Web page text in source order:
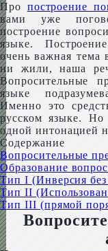
Про построение
вами уже
построение
языке.
очень важная тема
ни жили, наша
Вопросительные
языке
Именно это
русском языке.
одной интонацией
Содержание
Вопросительные
Образование
Тип I (Инверсия без
Тип II
Тип III (прямой